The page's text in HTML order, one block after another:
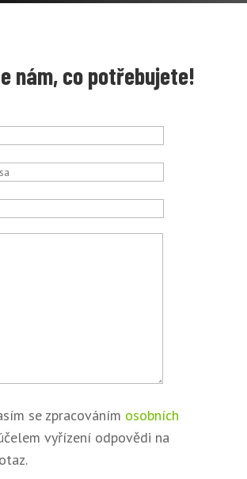
nám, co potřebujete!
se zpracováním osobních
vyřízení odpovědi na